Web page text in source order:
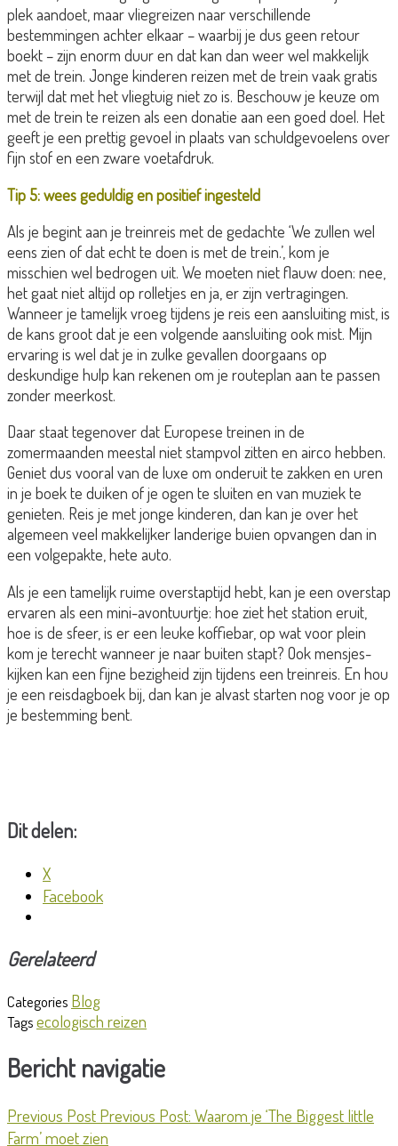
plek aandoet, maar vliegreizen naar verschillende
bestemmingen achter elkaar – waarbij je dus geen retour
boekt – zijn enorm duur en dat kan dan weer wel makkelijk
met de trein. Jonge kinderen reizen met de trein vaak gratis
terwijl dat met het vliegtuig niet zo is. Beschouw je keuze om
met de trein te reizen als een donatie aan een goed doel. Het
geeft je een prettig gevoel in plaats van schuldgevoelens over
fijn stof en een zware voetafdruk.
Tip 5: wees geduldig en positief ingesteld
Als je begint aan je treinreis met de gedachte ‘We zullen wel
eens zien of dat echt te doen is met de trein.’, kom je
misschien wel bedrogen uit. We moeten niet flauw doen: nee,
het gaat niet altijd op rolletjes en ja, er zijn vertragingen.
Wanneer je tamelijk vroeg tijdens je reis een aansluiting mist, is
de kans groot dat je een volgende aansluiting ook mist. Mijn
ervaring is wel dat je in zulke gevallen doorgaans op
deskundige hulp kan rekenen om je routeplan aan te passen
zonder meerkost.
Daar staat tegenover dat Europese treinen in de
zomermaanden meestal niet stampvol zitten en airco hebben.
Geniet dus vooral van de luxe om onderuit te zakken en uren
in je boek te duiken of je ogen te sluiten en van muziek te
genieten. Reis je met jonge kinderen, dan kan je over het
algemeen veel makkelijker landerige buien opvangen dan in
een volgepakte, hete auto.
Als je een tamelijk ruime overstaptijd hebt, kan je een overstap
ervaren als een mini-avontuurtje: hoe ziet het station eruit,
hoe is de sfeer, is er een leuke koffiebar, op wat voor plein
kom je terecht wanneer je naar buiten stapt? Ook mensjes-
kijken kan een fijne bezigheid zijn tijdens een treinreis. En hou
je een reisdagboek bij, dan kan je alvast starten nog voor je op
je bestemming bent.
Dit delen:
X
Facebook
Gerelateerd
Categories Blog
Tagsecologisch reizen
Bericht navigatie
Previous Post Previous Post: Waarom je ‘The Biggest little
Farm’ moet zien